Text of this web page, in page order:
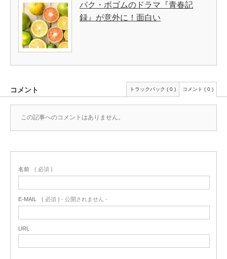
パク・ボゴムのドラマ『青春記
録』が意外に！面白い
コメント トラックバック ( 0 ) コメント ( 0 )
この記事へのコメントはありません。
名前 ( 必須 )
E-MAIL ( 必須 ) - 公開されません -
URL